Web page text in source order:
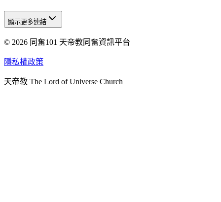
天人研究總院
天人研究學院
天人炁功院
顯示更多連結
© 2026 同奮101 天帝教同奮資訊平台
隱私權政策
天帝教 The Lord of Universe Church